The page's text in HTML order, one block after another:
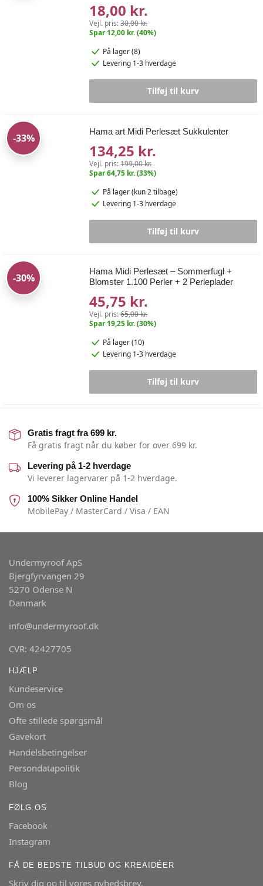
18,00 kr.
Vejl. pris:30,00 kr.
Spar 12,00 kr. (40%)
På lager (8)
Levering 1-3 hverdage
Tilføj til kurv
-33%
Hama art Midi Perlesæt Sukkulenter
134,25 kr.
Vejl. pris:199,00 kr.
Spar 64,75 kr. (33%)
På lager(kun 2 tilbage)
Levering 1-3 hverdage
Tilføj til kurv
-30%
Hama Midi Perlesæt – Sommerfugl +
Blomster 1.100 Perler + 2 Perleplader
45,75 kr.
Vejl. pris:65,00 kr.
Spar 19,25 kr. (30%)
På lager (10)
Levering 1-3 hverdage
Tilføj til kurv
Gratis fragt fra 699 kr.
Få gratis fragt når du køber for over 699 kr.
Levering på 1-2 hverdage
Vi leverer lagervarer på 1-2 hverdage.
100% Sikker Online Handel
MobilePay / MasterCard / Visa / EAN
Undermyroof ApS
Bjergfyrvangen 29
5270 Odense N
Danmark
info@undermyroof.dk
CVR: 42427705
HJÆLP
Kundeservice
Om os
Ofte stillede spørgsmål
Gavekort
Handelsbetingelser
Persondatapolitik
Blog
FØLG OS
Facebook
Instagram
FÅ DE BEDSTE TILBUD OG KREAIDÉER
Skriv dig op til vores nyhedsbrev.